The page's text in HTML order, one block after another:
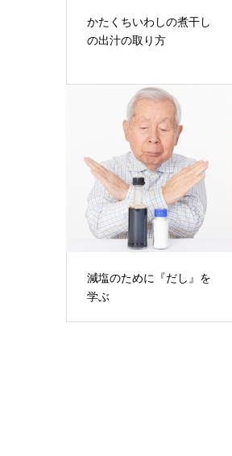
かたくちいわしの煮干し
の出汁の取り方
減塩のために『だし』を
学ぶ